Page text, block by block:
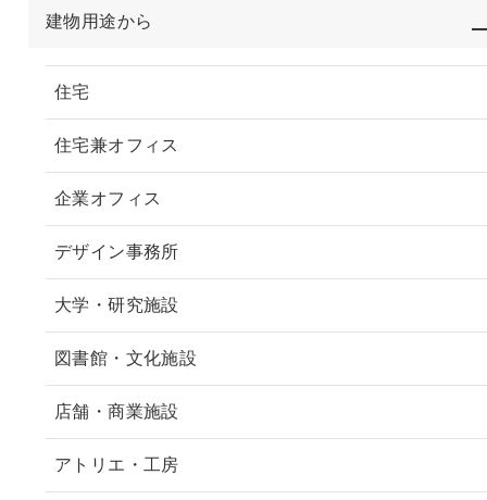
建物用途から
住宅
住宅兼オフィス
企業オフィス
デザイン事務所
大学・研究施設
図書館・文化施設
店舗・商業施設
アトリエ・工房